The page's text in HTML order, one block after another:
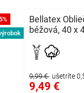
Bellatex
béžová, 40 x
9,99 € ušetríte
9,49 €